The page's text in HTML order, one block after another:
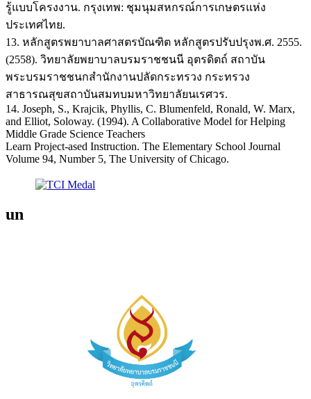
รู้แบบโครงงาน. กรุงเทพ: ชุมนุมสหกรณ์การเกษตรแห่ง
ประเทศไทย.
13. หลักสูตรพยาบาลศาสตรบัณฑิต หลักสูตรปรับปรุงพ.ศ. 2555.
(2558). วิทยาลัยพยาบาลบรมราชชนนี อุตรดิตถ์ สถาบัน
พระบรมราชชนกสำนักงานปลัดกระทรวง กระทรวง
สาธารณสุขสถาบันสมทบมหาวิทยาลัยนเรศวร.
14. Joseph, S., Krajcik, Phyllis, C. Blumenfeld, Ronald, W. Marx,
and Elliot, Soloway. (1994). A Collaborative Model for Helping
Middle Grade Science Teachers
Learn Project-ased Instruction. The Elementary School Journal
Volume 94, Number 5, The University of Chicago.
un